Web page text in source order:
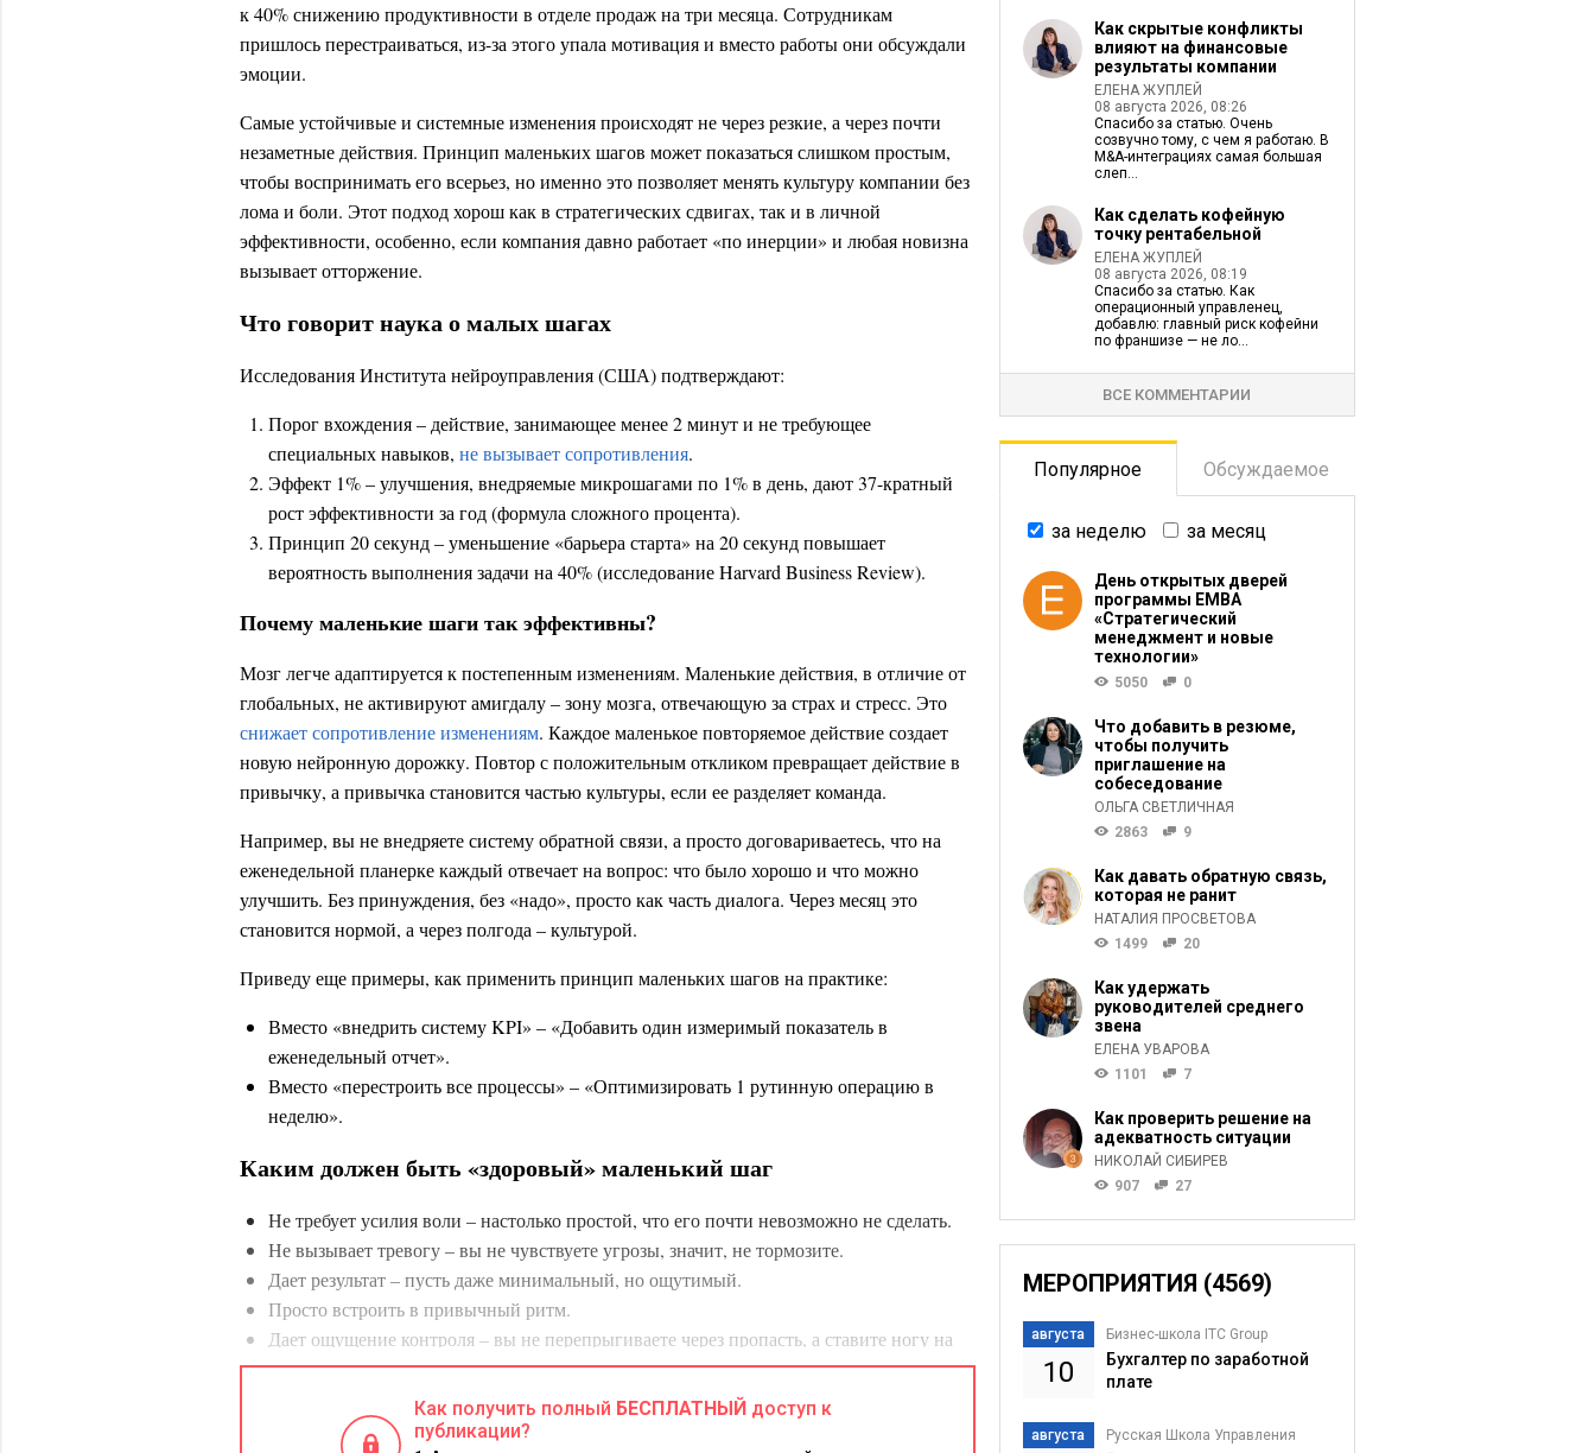
к 40% снижению продуктивности в отделе продаж на три месяца. Сотрудникам
пришлось перестраиваться, из-за этого упала мотивация и вместо работы они обсуждали
эмоции.
Самые устойчивые и системные изменения происходят не через резкие, а через почти
незаметные действия. Принцип маленьких шагов может показаться слишком простым,
чтобы воспринимать его всерьез, но именно это позволяет менять культуру компании без
лома и боли. Этот подход хорош как в стратегических сдвигах, так и в личной
эффективности, особенно, если компания давно работает «по инерции» и любая новизна
вызывает отторжение.​
Что говорит наука о малых шагах
Исследования Института нейроуправления (США) подтверждают:
Порог вхождения – действие, занимающее менее 2 минут и не требующее
специальных навыков, не вызывает сопротивления.
Эффект 1% – улучшения, внедряемые микрошагами по 1% в день, дают 37-кратный
рост эффективности за год (формула сложного процента).
Принцип 20 секунд – уменьшение «барьера старта» на 20 секунд повышает
вероятность выполнения задачи на 40% (исследование Harvard Business Review).
Почему маленькие шаги так эффективны?
Мозг легче адаптируется к постепенным изменениям. Маленькие действия, в отличие от
глобальных, не активируют амигдалу – зону мозга, отвечающую за страх и стресс. Это
снижает сопротивление изменениям. Каждое маленькое повторяемое действие создает
новую нейронную дорожку. Повтор с положительным откликом превращает действие в
привычку, а привычка становится частью культуры, если ее разделяет команда. ​
Например, вы не внедряете систему обратной связи, а просто договариваетесь, что на
еженедельной планерке каждый отвечает на вопрос: что было хорошо и что можно
улучшить. Без принуждения, без «надо», просто как часть диалога. Через месяц это
становится нормой, а через полгода – культурой. ​
Приведу еще примеры, как применить принцип маленьких шагов на практике:
Вместо «внедрить систему KPI» – «Добавить один измеримый показатель в
еженедельный отчет».
Вместо «перестроить все процессы» – «Оптимизировать 1 рутинную операцию в
неделю».
Каким должен быть «здоровый» маленький шаг
Не требует усилия воли – настолько простой, что его почти невозможно не сделать.
Не вызывает тревогу – вы не чувствуете угрозы, значит, не тормозите.
Дает результат – пусть даже минимальный, но ощутимый.​
Просто встроить в привычный ритм.
Дает ощущение контроля – вы не перепрыгиваете через пропасть, а ставите ногу на
следующий камень.
Придает уверенности.​
Самый частый барьер в обучении и саморазвитии – это «не знаю, с чего начать». Ответ
Как получить полный БЕСПЛАТНЫЙ доступ к
публикации?
Как скрытые конфликты
влияют на финансовые
результаты компании
ЕЛЕНА ЖУПЛЕЙ
08 августа 2026, 08:26
Спасибо за статью. Очень
созвучно тому, с чем я работаю. В
M&A-интеграциях самая большая
слеп...
Как сделать кофейную
точку рентабельной
ЕЛЕНА ЖУПЛЕЙ
08 августа 2026, 08:19
Спасибо за статью. Как
операционный управленец,
добавлю: главный риск кофейни
по франшизе — не ло...
ВСЕ КОММЕНТАРИИ
Популярное Обсуждаемое
за неделю за месяц
День открытых дверей
программы ЕМВА
«Стратегический
менеджмент и новые
технологии»
5050 0
Что добавить в резюме,
чтобы получить
приглашение на
собеседование
ОЛЬГА СВЕТЛИЧНАЯ
2863
9
Как давать обратную связь,
которая не ранит
НАТАЛИЯ ПРОСВЕТОВА
1499
20
Как удержать
руководителей среднего
звена
ЕЛЕНА УВАРОВА
1101
7
Как проверить решение на
адекватность ситуации
НИКОЛАЙ СИБИРЕВ
907
27
МЕРОПРИЯТИЯ (4569)
августа
10
Бизнес-школа ITC Group
Бухгалтер по заработной
плате
августа Русская Школа Управления